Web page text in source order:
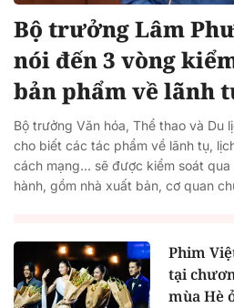
Bộ trưởng Lâm
nói đến 3 vòng
bản phẩm về lãnh
Bộ trưởng Văn hóa, Thể thao và Du
cho biết các tác phẩm về lãnh tụ,
cách mạng... sẽ được kiểm soát
hành, gồm nhà xuất bản, cơ quan
Phim
tại
mùa Hè